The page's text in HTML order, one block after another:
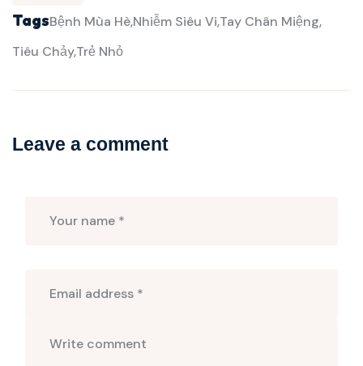
TagsBệnh Mùa HèNhiễm Siêu Vi Tay Chân Miệng
Tiêu ChảyTrẻ Nhỏ
Leave a comment